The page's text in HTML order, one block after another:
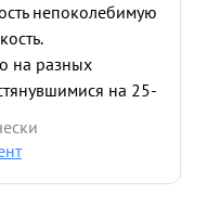
непоколебимую
на разных
на 25-
и проявленной
корпуса